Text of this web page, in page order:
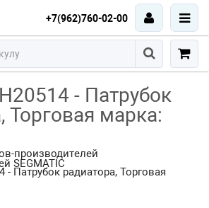
+7(962)760-02-00
- Патрубок
Торговая марка:
производителей
SEGMATIC
- Патрубок радиатора, Торговая